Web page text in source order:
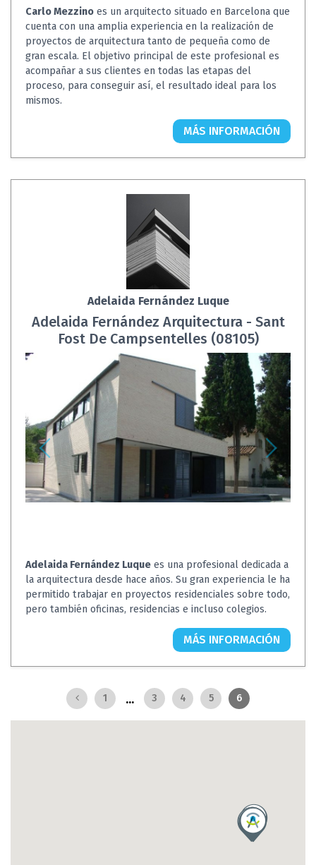
Carlo Mezzino es un arquitecto situado en Barcelona que
cuenta con una amplia experiencia en la realización de
proyectos de arquitectura tanto de pequeña como de
gran escala. El objetivo principal de este profesional es
acompañar a sus clientes en todas las etapas del
proceso, para conseguir así, el resultado ideal para los
mismos.
MÁS INFORMACIÓN
Adelaida Fernández Luque
Adelaida Fernández Arquitectura - Sant
Fost De Campsentelles (08105)
Adelaida Fernández Luque es una profesional dedicada a
la arquitectura desde hace años. Su gran experiencia le ha
permitido trabajar en proyectos residenciales sobre todo,
pero también oficinas, residencias e incluso colegios.
MÁS INFORMACIÓN
1 ... 3 4 5 6